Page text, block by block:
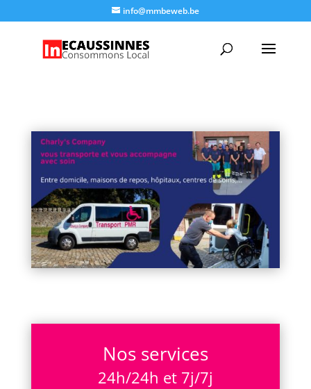
info@mmbeweb.be
Nos services
24h/24h et 7j/7j